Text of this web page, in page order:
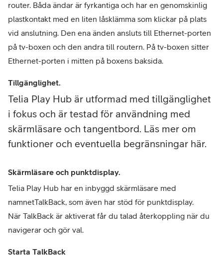
router. Båda ändar är fyrkantiga och har en genomskinlig
plastkontakt med en liten låsklämma som klickar på plats
vid anslutning. Den ena änden ansluts till Ethernet-porten
på tv-boxen och den andra till routern. På tv-boxen sitter
Ethernet-porten i mitten på boxens baksida.
Tillgänglighet.
Telia Play Hub är utformad med tillgänglighet
i fokus och är testad för användning med
skärmläsare och tangentbord. Läs mer om
funktioner och eventuella begränsningar här.
Skärmläsare och punktdisplay.
Telia Play Hub har en inbyggd skärmläsare med
namnetTalkBack, som även har stöd för punktdisplay.
När TalkBack är aktiverat får du talad återkoppling när du
navigerar och gör val.
Starta TalkBack